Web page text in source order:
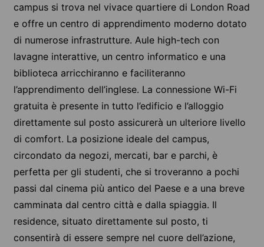
campus si trova nel vivace quartiere di London Road
e offre un centro di apprendimento moderno dotato
di numerose infrastrutture. Aule high-tech con
lavagne interattive, un centro informatico e una
biblioteca arricchiranno e faciliteranno
l’apprendimento dell’inglese. La connessione Wi-Fi
gratuita è presente in tutto l’edificio e l’alloggio
direttamente sul posto assicurerà un ulteriore livello
di comfort. La posizione ideale del campus,
circondato da negozi, mercati, bar e parchi, è
perfetta per gli studenti, che si troveranno a pochi
passi dal cinema più antico del Paese e a una breve
camminata dal centro città e dalla spiaggia. Il
residence, situato direttamente sul posto, ti
consentirà di essere sempre nel cuore dell’azione,